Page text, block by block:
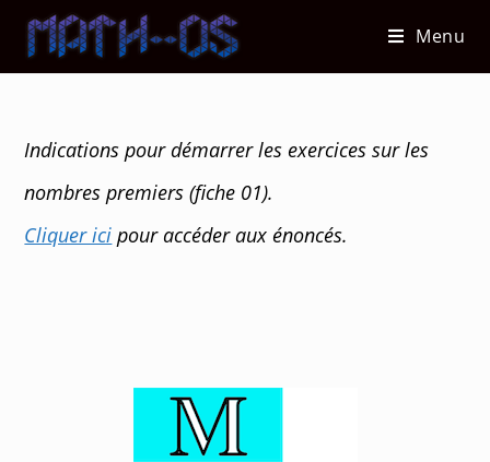
content
Menu
Indications pour démarrer les exercices sur les
nombres premiers (fiche 01).
Cliquer ici pour accéder aux énoncés.